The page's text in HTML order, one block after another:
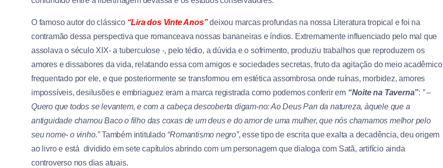
O famoso autor do clássico “Lira dos Vinte Anos”deixou marcas profundas na nossa Literatura tropical e foi na
contramão dessa perspectiva que romanceava nossas bananeiras e índios. Extremamente influenciado pelo mal que
assolava o século XIX- a tuberculose -, pelo tédio, a dúvida e o sofrimento, produziu trabalhos que reproduzem os
amores e dissabores da vida, relatando essa com amigos e sociedades secretas, fruto da agitação do meio acadêmico
frequentado por ele, e que posteriormente se transformou em estética assombrosa onde ruínas, morbidez, amores
impossíveis, desilusões e embriaguez eram a marca registrada como podemos conferir em “Noite na Taverna”: ” –
Quero que todos se levantem, e com a cabeça descoberta digam-no: Ao Deus Pan da natureza, àquele que a
antiguidade chamou Baco o filho das coxas de um deus e do amor de uma mulher, que nós chamamos melhor pelo
seu nome- o vinho.”Também intitulado “Romantismo negro”, esse tipo de escrita que exalta a decadência, deu origem
ao livro e está dividido em sete capítulos abrindo com um personagem que dialoga com Satã, artifício ainda
controverso nos dias atuais.